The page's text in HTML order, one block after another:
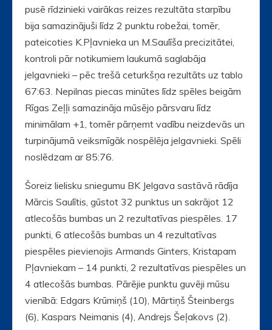
pusē rīdzinieki vairākas reizes rezultāta starpību
bija samazinājuši līdz 2 punktu robežai, tomēr,
pateicoties K.Pļavnieka un M.Saulīša precizitātei,
kontroli pār notikumiem laukumā saglabāja
jelgavnieki – pēc trešā ceturkšņa rezultāts uz tablo
67:63. Nepilnas piecas minūtes līdz spēles beigām
Rīgas Zeļļi samazināja mūsējo pārsvaru līdz
minimālam +1, tomēr pārņemt vadību neizdevās un
turpinājumā veiksmīgāk nospēlēja jelgavnieki. Spēli
noslēdzam ar 85:76.
Šoreiz lielisku sniegumu BK Jelgava sastāvā rādīja
Mārcis Saulītis, gūstot 32 punktus un sakrājot 12
atlecošās bumbas un 2 rezultatīvas piespēles. 17
punkti, 6 atlecošās bumbas un 4 rezultatīvas
piespēles pievienojis Armands Ginters, Kristapam
Pļavniekam – 14 punkti, 2 rezultatīvas piespēles un
4 atlecošās bumbas. Pārējie punktu guvēji mūsu
vienībā: Edgars Krūmiņš (10), Mārtiņš Šteinbergs
(6), Kaspars Neimanis (4), Andrejs Šeļakovs (2).